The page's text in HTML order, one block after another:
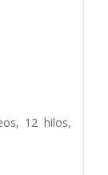
12 hilos,